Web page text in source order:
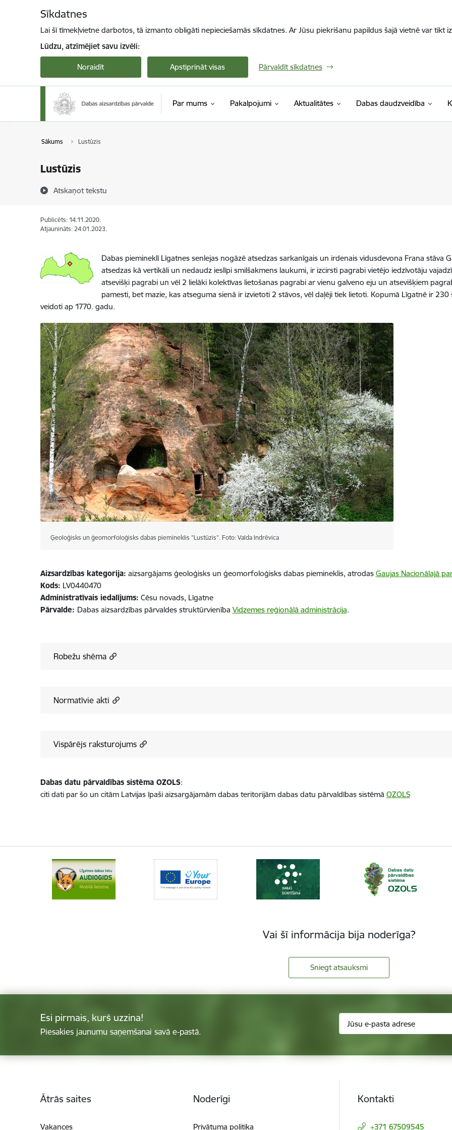
Sīkdatnes
Lai šī tīmekļvietne darbotos, tā izmanto obligāti nepieciešamās sīkdatnes. Ar Jūsu piekrišanu papildus šajā vietnē var tikt
Lūdzu, atzīmējiet savu izvēli:
Noraidīt Apstiprināt visas Pārvaldīt sīkdatnes
Par mums Pakalpojumi Aktualitātes Dabas daudzveidība
Sākums Lustūzis
Lustūzis
Atskaņot tekstu
Publicēts: 14.11.2020.
Atjaunināts: 24.01.2023.
Dabas piemineklī Līgatnes senlejas nogāzē atsedzas sarkanīgais un irdenais vidusdevona Frana stāva
atsedzas kā vertikāli un nedaudz ieslīpi smilšakmens laukumi, ir izcirsti pagrabi vietējo iedzīvotāju
atsevišķi pagrabi un vēl 2 lielāki kolektīvas lietošanas pagrabi ar vienu galveno eju un atsevišķiem
pamesti, bet mazie, kas atseguma sienā ir izvietoti 2 stāvos, vēl daļēji tiek lietoti. Kopumā Līgatnē ir
veidoti ap 1770. gadu.
Ģeoloģisks un ģeomorfoloģisks dabas piemineklis "Lustūzis". Foto: Valda Indrēvica
Aizsardzības kategorija: aizsargājams ģeoloģisks un ģeomorfoloģisks dabas piemineklis, atrodas Gaujas Nacionālajā
Kods: LV0440470
Administratīvais iedalījums: Cēsu novads, Līgatne
Pārvalde: Dabas aizsardzības pārvaldes struktūrvienība Vidzemes reģionālā administrācija.
Robežu shēma
Normatīvie akti
Vispārējs raksturojums
Dabas datu pārvaldības sistēma OZOLS:
citi dati par šo un citām Latvijas īpaši aizsargājamām dabas teritorijām dabas datu pārvaldības sistēmā OZOLS
Vai šī informācija bija noderīga?
Sniegt atsauksmi
Esi pirmais, kurš uzzina!
Piesakies jaunumu saņemšanai savā e-pastā.
Ātrās saites
Vakances
Noderīgi
Privātuma politika
Kontakti
+371 67509545